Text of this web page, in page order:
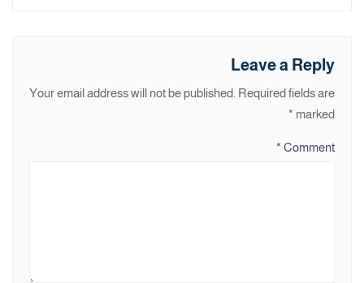
Leave a Reply
Your email address will not be published. Required fields are
marked
*
Comment
*